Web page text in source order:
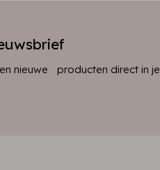
nieuwe producten direct in je